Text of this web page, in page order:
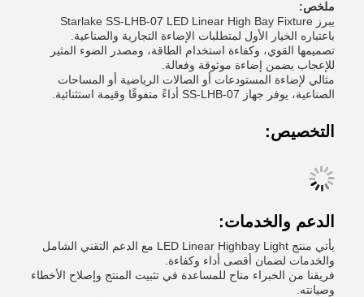
ملخص:
يبرز Starlake SS-LHB-07 LED Linear High Bay Fixture
باعتباره الخيار الأول لمتطلبات الإضاءة التجارية والصناعية.
تصميمها القوي، وكفاءة استخدام الطاقة، ومصدر الضوء المثير
للإعجاب يضمن إضاءة موثوقة وفعالة.
مثالي لإضاءة المستودعات أو الصالات الرياضية أو المساحات
الصناعية، يوفر جهاز SS-LHB-07 أداءً متفوقًا وقيمة استثنائية.
التخصيص:
الدعم والخدمات:
يأتي منتج LED Linear Highbay Light مع الدعم التقني الشامل
والخدمات لضمان أقصى أداء وكفاءة.
فريقنا من الخبراء متاح للمساعدة في تثبيت المنتج وإصلاح الأخطاء
وصيانته.